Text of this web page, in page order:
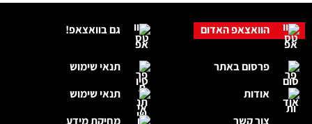
גם בוואצאפ!
תנאי שימוש
תנאי שימוש
מחיקת מידע
הוואצאפ האדום
פרסום באתר
אודות
צור קשר